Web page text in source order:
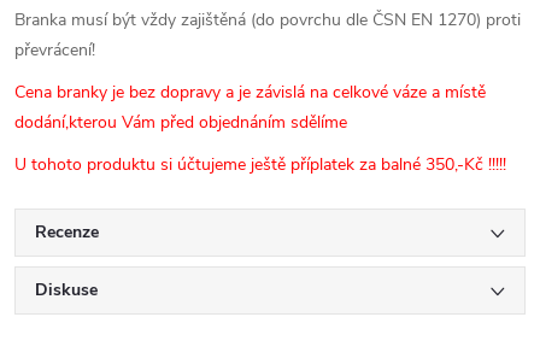
Branka musí být vždy zajištěná (do povrchu dle ČSN EN 1270) proti
převrácení!
Cena branky je bez dopravy a je závislá na celkové váze a místě
dodání,kterou Vám před objednáním sdělíme
U tohoto produktu si účtujeme ještě příplatek za balné 350,-Kč !!!!!
Recenze
Diskuse